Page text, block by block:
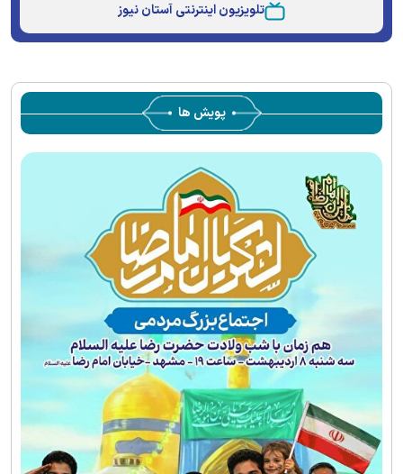
تلویزیون اینترنتی آستان نیوز
پویش ها